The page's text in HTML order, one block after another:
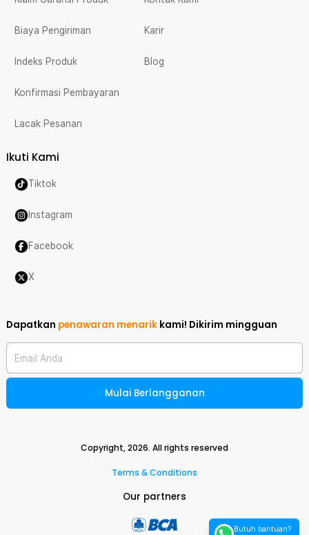
Biaya Pengiriman
Indeks Produk
Konfirmasi Pembayaran
Lacak Pesanan
Karir
Blog
Ikuti Kami
Tiktok
Instagram
Facebook
X
Dapatkan penawaran menarik kami! Dikirim mingguan
Email Anda
Mulai Berlangganan
Copyright,2026. All rights reserved
Terms & Conditions
Our partners
Butuh bantuan?